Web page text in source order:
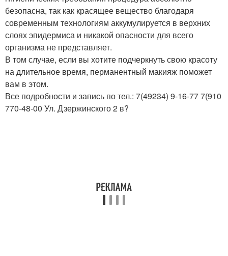
безопасна, так как красящее вещество благодаря
современным технологиям аккумулируется в верхних
слоях эпидермиса и никакой опасности для всего
организма не представляет.
В том случае, если вы хотите подчеркнуть свою красоту
на длительное время, перманентный макияж поможет
вам в этом.
Все подробности и запись по тел.: 7(49234) 9-16-77 7(910
770-48-00 Ул. Дзержинского 2 в?